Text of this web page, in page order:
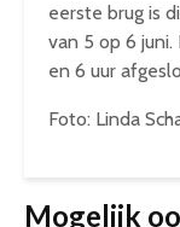
eerste brug is
van 5 op 6
en 6 uur
Foto: Linda
Mogelijk